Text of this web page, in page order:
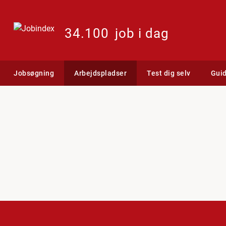
34.100 job i dag
Jobsøgning Arbejdspladser Test dig selv